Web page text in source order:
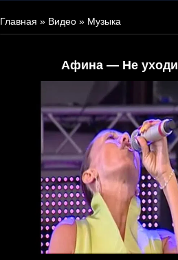
Главная » Видео » Музыка
Афина — Не уходи